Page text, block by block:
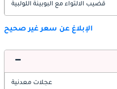
قضيب الالتواء مع البوبينة اللولبية
الإبلاغ عن سعر غير صحيح
عجلات معدنية